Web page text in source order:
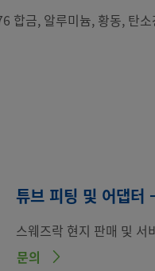
금, 알루미늄, 황동, 탄
튜브 피팅 및 어댑
스웨즈락 현지 판매 및 서
문의